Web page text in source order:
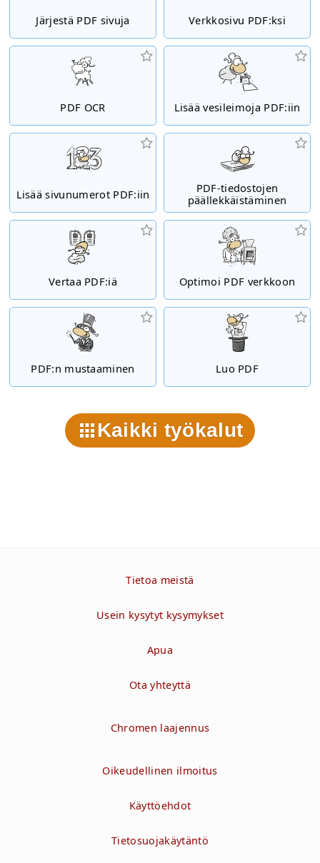
Järjestä PDF sivuja Verkkosivu PDF:ksi
PDF OCR Lisää vesileimoja PDF:iin
Lisää sivunumerot PDF:iin
PDF-tiedostojen
päällekkäistäminen
Vertaa PDF:iä Optimoi PDF verkkoon
PDF:n mustaaminen Luo PDF
Kaikki työkalut
Tietoa meistä
Usein kysytyt kysymykset
Apua
Ota yhteyttä
Chromen laajennus
Oikeudellinen ilmoitus
Käyttöehdot
Tietosuojakäytäntö